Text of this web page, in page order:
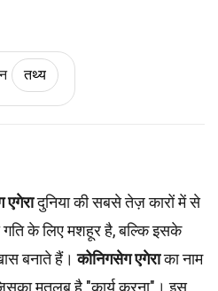
तथ्य
एगेरादुनिया की सबसे तेज़ कारों में से
के लिए मशहूर है, बल्कि इसके
बनाते हैं।कोनिगसेग एगेराका नाम
मतलब है "कार्य करना"। इस